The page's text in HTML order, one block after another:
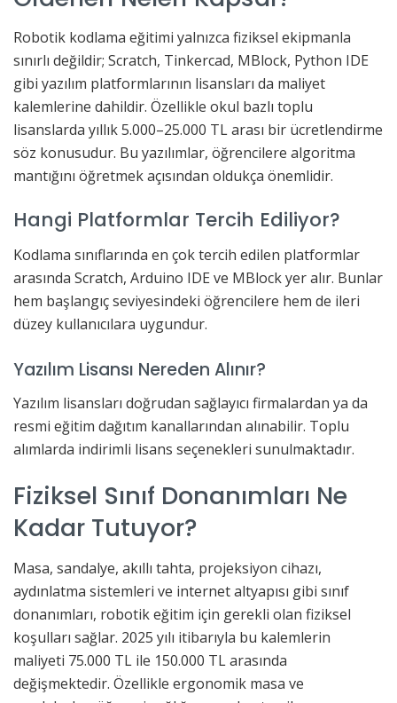
Robotik kodlama eğitimi yalnızca fiziksel ekipmanla
sınırlı değildir; Scratch, Tinkercad, MBlock, Python IDE
gibi yazılım platformlarının lisansları da maliyet
kalemlerine dahildir. Özellikle okul bazlı toplu
lisanslarda yıllık 5.000–25.000 TL arası bir ücretlendirme
söz konusudur. Bu yazılımlar, öğrencilere algoritma
mantığını öğretmek açısından oldukça önemlidir.
Hangi Platformlar Tercih Ediliyor?
Kodlama sınıflarında en çok tercih edilen platformlar
arasında Scratch, Arduino IDE ve MBlock yer alır. Bunlar
hem başlangıç seviyesindeki öğrencilere hem de ileri
düzey kullanıcılara uygundur.
Yazılım Lisansı Nereden Alınır?
Yazılım lisansları doğrudan sağlayıcı firmalardan ya da
resmi eğitim dağıtım kanallarından alınabilir. Toplu
alımlarda indirimli lisans seçenekleri sunulmaktadır.
Fiziksel Sınıf Donanımları Ne
Kadar Tutuyor?
Masa, sandalye, akıllı tahta, projeksiyon cihazı,
aydınlatma sistemleri ve internet altyapısı gibi sınıf
donanımları, robotik eğitim için gerekli olan fiziksel
koşulları sağlar. 2025 yılı itibarıyla bu kalemlerin
maliyeti 75.000 TL ile 150.000 TL arasında
değişmektedir. Özellikle ergonomik masa ve